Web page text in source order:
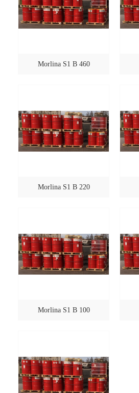
Morlina S1 B 460
Morlina S1 B 220
Morlina S1 B 100